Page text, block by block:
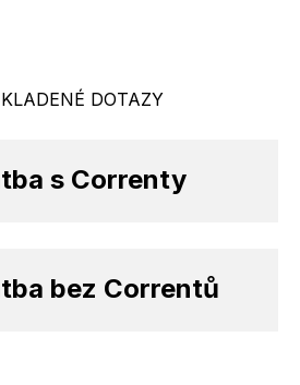
DOTAZY
s Correnty
bez Correntů